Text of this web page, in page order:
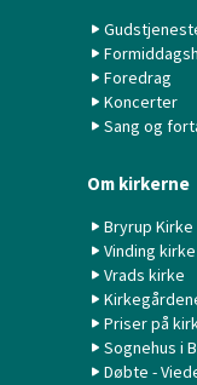
Foredrag
Koncerter
Sang og
Om kirkerne
Bryrup Kirke
Vinding kirke
Vrads kirke
Priser på
Sognehus i
Døbte -